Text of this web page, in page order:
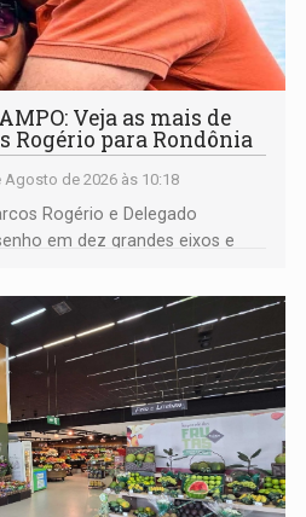
Veja as mais de
Rogério para Rondônia
Agosto de 2026 às 10:18
Rogério e Delegado
em dez grandes eixos e